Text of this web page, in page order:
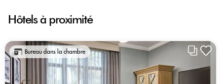
Hôtels à proximité
Bureau dans la chambre